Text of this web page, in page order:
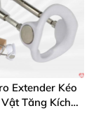
Extender Kéo
Tăng Kích